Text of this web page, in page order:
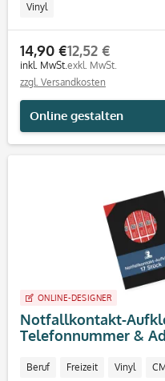
Vinyl
14,90 €
inkl. MwSt.
12,52 €
exkl. MwSt.
zzgl. Versandkosten
Online gestalten
ONLINE-DESIGNER
Notfallkontakt-
Telefonnummer &
Beruf Freizeit Vinyl